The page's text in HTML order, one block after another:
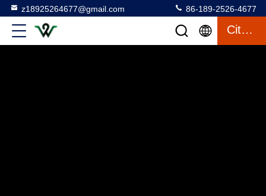
z18925264677@gmail.com 86-189-2526-4677
Citaat